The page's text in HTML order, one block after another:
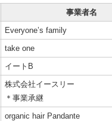
事業者名
Everyone’s family
take one
イートB
株式会社イースリー
＊事業承継
organic hair Pandante